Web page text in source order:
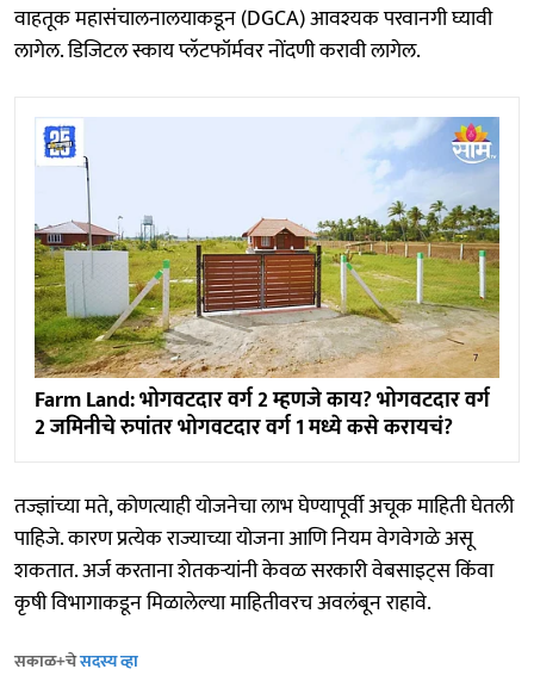
वाहतूक महासंचालनालयाकडून (DGCA) आवश्यक परवानगी घ्यावी
लागेल. डिजिटल स्काय प्लॅटफॉर्मवर नोंदणी करावी लागेल.
Farm Land: भोगवटदार वर्ग 2 म्हणजे काय? भोगवटदार वर्ग
2 जमिनीचे रुपांतर भोगवटदार वर्ग 1 मध्ये कसे करायचं?
तज्ज्ञांच्या मते, कोणत्याही योजनेचा लाभ घेण्यापूर्वी अचूक माहिती घेतली
पाहिजे. कारण प्रत्येक राज्याच्या योजना आणि नियम वेगवेगळे असू
शकतात. अर्ज करताना शेतकऱ्यांनी केवळ सरकारी वेबसाइट्स किंवा
कृषी विभागाकडून मिळालेल्या माहितीवरच अवलंबून राहावे.
सकाळ+चेसदस्य व्हा